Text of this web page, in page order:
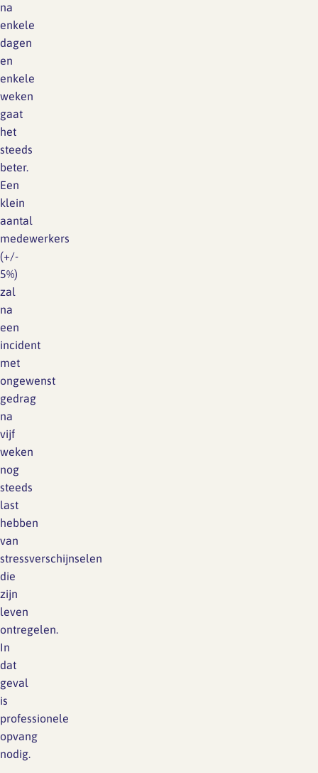
na
enkele
dagen
en
enkele
weken
gaat
het
steeds
beter.
Een
klein
aantal
medewerkers
(+/-
5%)
zal
na
een
incident
met
ongewenst
gedrag
na
vijf
weken
nog
steeds
last
hebben
van
stressverschijnselen
die
zijn
leven
ontregelen.
In
dat
geval
is
professionele
opvang
nodig.